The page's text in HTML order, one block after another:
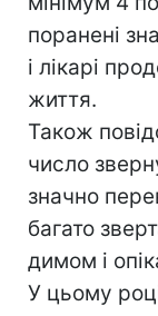
поранені
і лікарі
життя.
Також
число
значно
багато
димом і
У цьому